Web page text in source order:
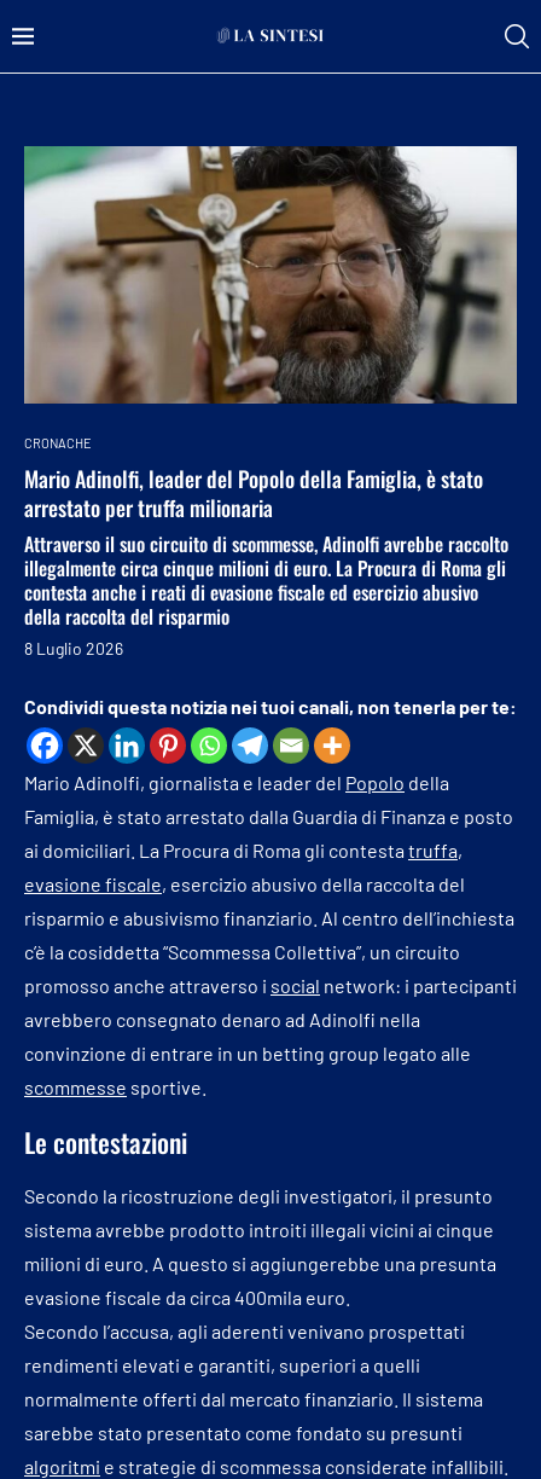
CRONACHE
Mario Adinolfi, leader del Popolo della Famiglia, è stato
arrestato per truffa milionaria
Attraverso il suo circuito di scommesse, Adinolfi avrebbe raccolto
illegalmente circa cinque milioni di euro. La Procura di Roma gli
contesta anche i reati di evasione fiscale ed esercizio abusivo
della raccolta del risparmio
8 Luglio 2026
Condividi questa notizia nei tuoi canali, non tenerla per te:
Mario Adinolfi, giornalista e leader del Popolo della
Famiglia, è stato arrestato dalla Guardia di Finanza e posto
ai domiciliari. La Procura di Roma gli contestatruffa,
evasione fiscale, esercizio abusivo della raccolta del
risparmio e abusivismo finanziario. Al centro dell’inchiesta
c’è la cosiddetta “Scommessa Collettiva”, un circuito
promosso anche attraverso i social network: i partecipanti
avrebbero consegnato denaro ad Adinolfi nella
convinzione di entrare in un betting group legato alle
scommesse sportive.
Le contestazioni
Secondo la ricostruzione degli investigatori, il presunto
sistema avrebbe prodotto introiti illegali vicini ai cinque
milioni di euro. A questo si aggiungerebbe una presunta
evasione fiscale da circa 400mila euro.
Secondo l’accusa, agli aderenti venivano prospettati
rendimenti elevati e garantiti, superiori a quelli
normalmente offerti dal mercato finanziario. Il sistema
sarebbe stato presentato come fondato su presunti
algoritmi e strategie di scommessa considerate infallibili.